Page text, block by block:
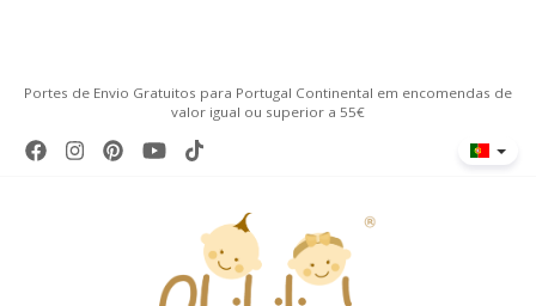
Portes de Envio Gratuitos para Portugal Continental em encomendas de
valor igual ou superior a 55€